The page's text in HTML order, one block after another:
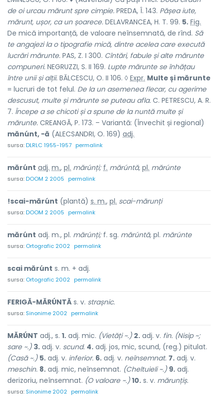
de oi urcau mărunt spre cimpie. PREDA, Î. 143. Pășea iute,
mărunt, ușor, ca un șoarece. DELAVRANCEA, H. T. 99. 5. Fig.
De mică importanță, de valoare neînsemnată, de rînd. Să
te angajezi la o tipografie mică, dintre acelea care execută
lucrări mărunte. PAS, Z. I 300. Cîntări, fabule și alte mărunte
compuneri. NEGRUZZI, S. II 169. Lupte mărunte se înhățau
între unii și alții. BĂLCESCU, O. II 106. ◊ Expr. Multe și mărunte
= lucruri de tot felul. De la un asemenea flecar, cu agerime
descusut, multe și mărunte se puteau afla. C. PETRESCU, A. R.
7. Începe a se chicoti și a spune de la nuntă multe și
mărunte. CREANGĂ, P. 173. – Variantă: (Învechit și regional)
mănúnt, -ă (ALECSANDRI, O. 169) adj.
sursa:DLRLC 1955-1957 permalink
mărúnt adj. m., pl. mărúnți; f. mărúntă, pl. mărúnte
sursa:DOOM 2 2005 permalink
!scai-mărúnt (plantă) s. m., pl. scai-mărunți
sursa:DOOM 2 2005 permalink
mărúnt adj. m., pl. mărúnți;f. sg. mărúntă, pl. mărúnte
sursa: Ortografic 2002 permalink
scai mărúnt s. m. + adj.
sursa: Ortografic 2002 permalink
FERIGĂ-MĂRÚNTĂ s. v. strașnic.
sursa: Sinonime 2002 permalink
MĂRÚNT adj., s. 1. adj. mic. (Vietăți ~.) 2. adj. v. fin. (Nisip ~;
sare ~.) 3. adj. v. scund. 4. adj. jos, mic, scund, (reg.) pitulat.
(Casă ~.) 5. adj. v. inferior. 6. adj. v. neînsemnat. 7. adj. v.
meschin. 8. adj. mic, neînsemnat. (Cheltuieli ~.) 9. adj.
derizoriu, neînsemnat. (O valoare ~.) 10. s. v. mărunțiș.
sursa: Sinonime 2002 permalink